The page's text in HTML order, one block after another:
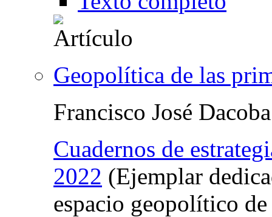
Geopolítica de las
Francisco José
Cuadernos de
2022 (Ejemplar
espacio geopolítico